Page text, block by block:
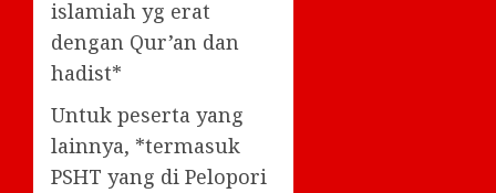
islamiah yg erat
dengan Qur’an dan
hadist*
Untuk peserta yang
lainnya, *termasuk
PSHT yang di Pelopori